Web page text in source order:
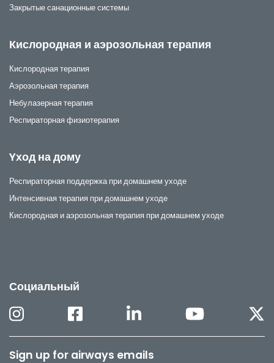
Закрытые санационные системы
Кислородная и аэрозольная терапия
Кислородная терапия
Аэрозольная терапия
Небулазерная терапия
Респираторная физиотерапия
Yход на дому
Респираторная поддержка при домашнем уходе
Интенсивная терапия при домашнем уходе
Кислородная и аэрозольная терапия при домашнем уходе
Социальный
Sign up for airways emails